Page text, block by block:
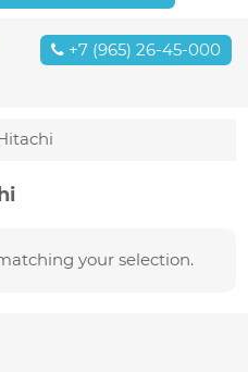
+7 (965) 26-45-000
your selection.